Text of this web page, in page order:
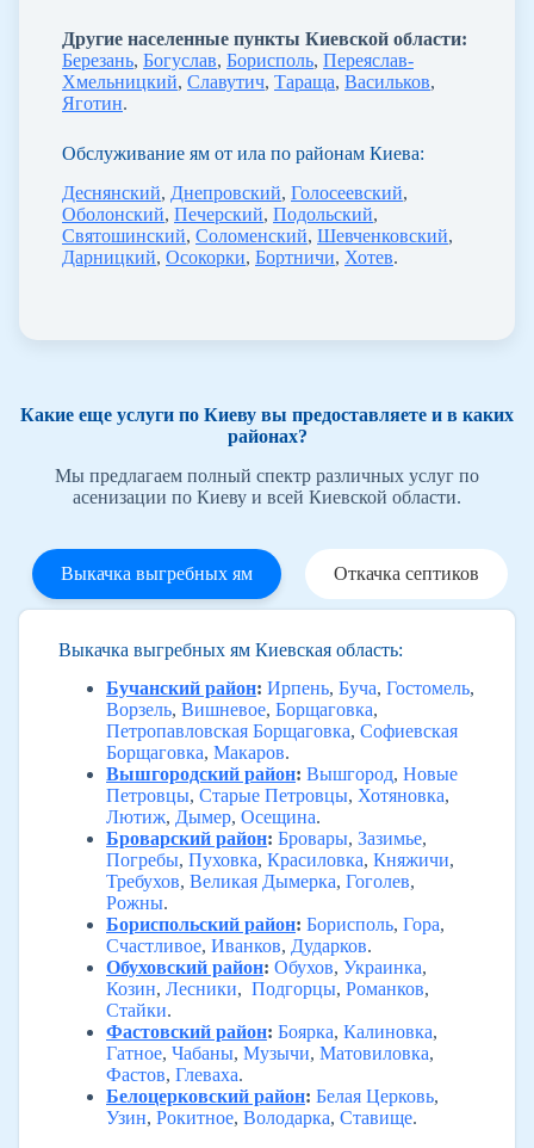
Другие населенные пункты Киевской области:
Березань, Богуслав, Борисполь, Переяслав-
Хмельницкий, Славутич, Тараща, Васильков,
Яготин.
Обслуживание ям от ила по районам Киева:
Деснянский, Днепровский, Голосеевский,
Оболонский, Печерский, Подольский,
Святошинский, Соломенский, Шевченковский,
Дарницкий, Осокорки, Бортничи, Хотев.
Какие еще услуги по Киеву вы предоставляете и в каких
районах?
Мы предлагаем полный спектр различных услуг по
асенизации по Киеву и всей Киевской области.
Выкачка выгребных ям Откачка септиков
Выкачка выгребных ям Киевская область:
Бучанский район: Ирпень, Буча, Гостомель,
Ворзель, Вишневое, Борщаговка,
Петропавловская Борщаговка, Софиевская
Борщаговка, Макаров.
Вышгородский район: Вышгород, Новые
Петровцы, Старые Петровцы, Хотяновка,
Лютиж, Дымер, Осещина.
Броварский район: Бровары, Зазимье,
Погребы, Пуховка, Красиловка, Княжичи,
Требухов, Великая Дымерка, Гоголев,
Рожны.
Бориспольский район: Борисполь, Гора,
Счастливое, Иванков, Дударков.
Обуховский район: Обухов, Украинка,
Козин, Лесники, Подгорцы, Романков,
Стайки.
Фастовский район: Боярка, Калиновка,
Гатное, Чабаны, Музычи, Матовиловка,
Фастов, Глеваха.
Белоцерковский район: Белая Церковь,
Узин, Рокитное, Володарка, Ставище.